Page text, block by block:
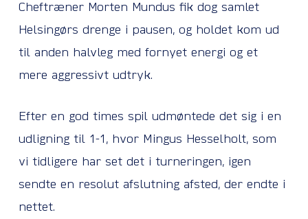
Cheftræner Morten Mundus fik dog samlet
Helsingørs drenge i pausen, og holdet kom ud
til anden halvleg med fornyet energi og et
mere aggressivt udtryk.
Efter en god times spil udmøntede det sig i en
udligning til 1-1, hvor Mingus Hesselholt, som
vi tidligere har set det i turneringen, igen
sendte en resolut afslutning afsted, der endte i
nettet.